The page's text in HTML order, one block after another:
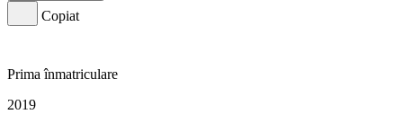
Copiat
Prima înmatriculare
2019